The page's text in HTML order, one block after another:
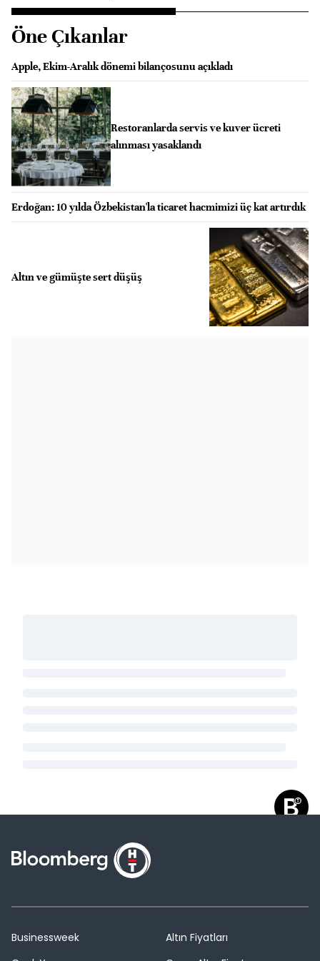
Öne Çıkanlar
Apple, Ekim-Aralık dönemi bilançosunu açıkladı
Restoranlarda servis ve kuver ücreti
alınması yasaklandı
Erdoğan: 10 yılda Özbekistan'la ticaret hacmimizi üç kat artırdık
Altın ve gümüşte sert düşüş
Businessweek
Altın Fiyatları